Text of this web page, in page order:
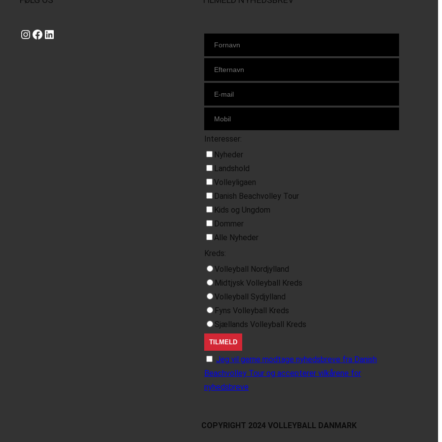
Instagram https://www.facebook.com/danishbeachvolleytour LinkedIn
Interesser:
Nyheder
Landshold
Volleyligaen
Danish Beachvolley Tour
Kids og Ungdom
Dommer
Alle Nyheder
Kreds:
Volleyball Nordjylland
Midtjysk Volleyball Kreds
Volleyball Sydjylland
Fyns Volleyball Kreds
Sjællands Volleyball Kreds
Jeg vil gerne modtage nyhedsbreve fra Danish
Beachvolley Tour og accepterer vilkårene for
nyhedsbreve
COPYRIGHT 2024 VOLLEYBALL DANMARK